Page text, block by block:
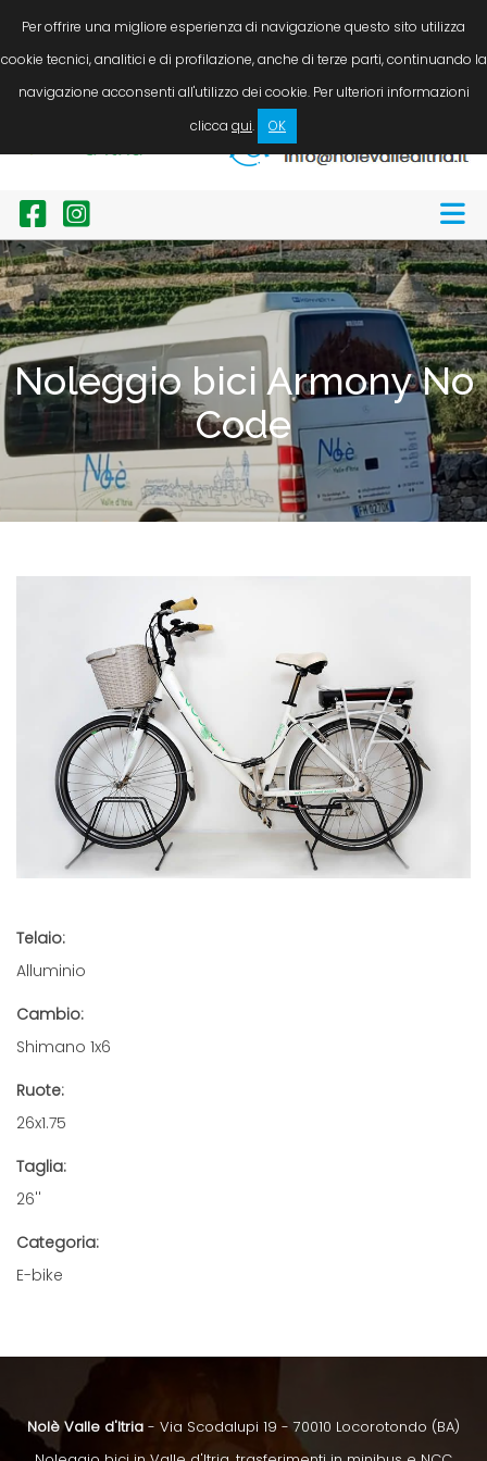
Per offrire una migliore esperienza di navigazione questo sito utilizza
cookie tecnici, analitici e di profilazione, anche di terze parti, continuando la
navigazione acconsenti all'utilizzo dei cookie. Per ulteriori informazioni
clicca qui. OK
Servizio taxi / N.C.C. auto, minibus e bus. Noleggio bici LINGUA
+39 338 8946246
Scrivici ora!
Noleggio bici Armony No
Code
Telaio:
Alluminio
Cambio:
Shimano 1x6
Ruote:
26x1.75
Taglia:
26''
Categoria:
E-bike
Nolè Valle d'Itria - Via Scodalupi 19 - 70010 Locorotondo (BA)